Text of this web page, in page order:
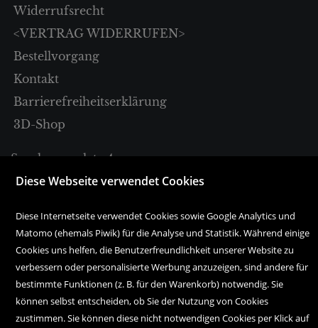
Widerrufsrecht
<VERTRAG WIDERRUFEN>
Bestellvorgang
Kontakt
Barrierefreiheitserklärung
3D-Shop
Sparkassenplatz 4
A-6020 Innsbruck
bestellung@haymonbuchhandlung.at
Montag bis Freitag:
10.00 Uhr bis 18.00 Uhr
Samstag:
Diese Webseite verwendet Cookies
Diese Internetseite verwendet Cookies sowie Google Analytics und
Matomo (ehemals Piwik) für die Analyse und Statistik. Während einige
Cookies uns helfen, die Benutzerfreundlichkeit unserer Website zu
verbessern oder personalisierte Werbung anzuzeigen, sind andere für
bestimmte Funktionen (z. B. für den Warenkorb) notwendig. Sie
können selbst entscheiden, ob Sie der Nutzung von Cookies
zustimmen. Sie können diese nicht notwendigen Cookies per Klick auf